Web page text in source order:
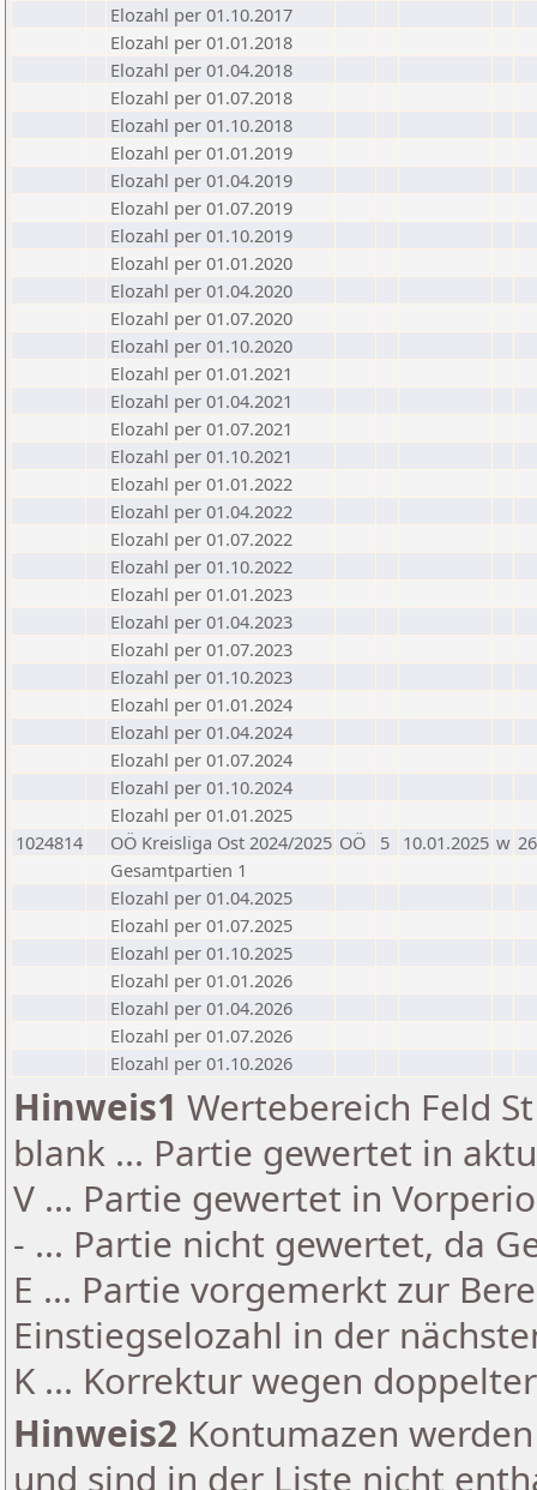
Elozahl per 01.10.2017
Elozahl per 01.01.2018
Elozahl per 01.04.2018
Elozahl per 01.07.2018
Elozahl per 01.10.2018
Elozahl per 01.01.2019
Elozahl per 01.04.2019
Elozahl per 01.07.2019
Elozahl per 01.10.2019
Elozahl per 01.01.2020
Elozahl per 01.04.2020
Elozahl per 01.07.2020
Elozahl per 01.10.2020
Elozahl per 01.01.2021
Elozahl per 01.04.2021
Elozahl per 01.07.2021
Elozahl per 01.10.2021
Elozahl per 01.01.2022
Elozahl per 01.04.2022
Elozahl per 01.07.2022
Elozahl per 01.10.2022
Elozahl per 01.01.2023
Elozahl per 01.04.2023
Elozahl per 01.07.2023
Elozahl per 01.10.2023
Elozahl per 01.01.2024
Elozahl per 01.04.2024
Elozahl per 01.07.2024
Elozahl per 01.10.2024
Elozahl per 01.01.2025
1024814
OÖ Kreisliga Ost 2024/2025 OÖ 5 10.01.2025 w
Gesamtpartien 1
Elozahl per 01.04.2025
Elozahl per 01.07.2025
Elozahl per 01.10.2025
Elozahl per 01.01.2026
Elozahl per 01.04.2026
Elozahl per 01.07.2026
Elozahl per 01.10.2026
Hinweis1 Wertebereich Feld
blank ... Partie gewertet in
V ... Partie gewertet in
- ... Partie nicht gewertet, da
E ... Partie vorgemerkt zur
Einstiegselozahl in der
K ... Korrektur wegen
Hinweis2 Kontumazen
und sind in der Liste nicht